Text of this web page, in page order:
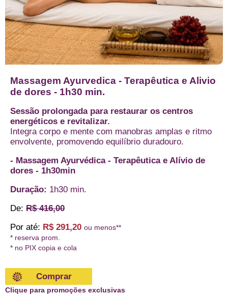
Massagem Ayurvedica - Terapêutica e Alivio
de dores - 1h30 min.
Sessão prolongada para restaurar os centros
energéticos e revitalizar.
Integra corpo e mente com manobras amplas e ritmo
envolvente, promovendo equilíbrio duradouro.
- Massagem Ayurvédica - Terapêutica e Alívio de
dores - 1h30min
Duração: 1h30 min.
De: R$ 416,00
Por até: R$ 291,20 ou menos**
* reserva prom.
* no PIX copia e cola
Comprar
Clique para promoções exclusivas